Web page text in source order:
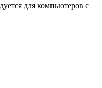
для компьютеров с